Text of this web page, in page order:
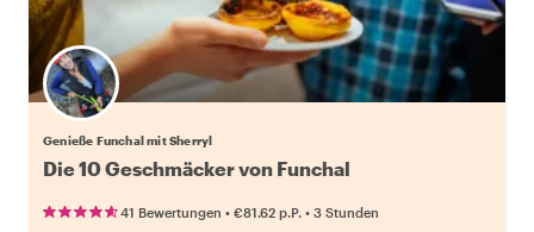
Genieße Funchal mit Sherryl
Die 10 Geschmäcker von Funchal
41 Bewertungen • €81.62 p.P. • 3 Stunden